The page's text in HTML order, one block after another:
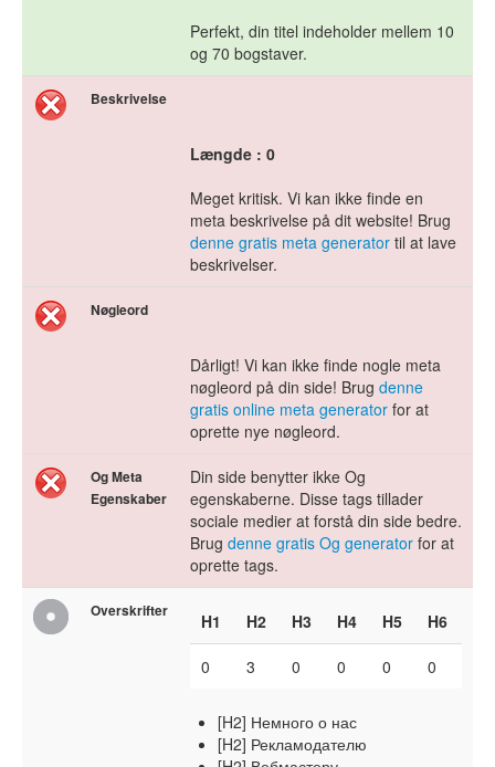
Perfekt, din titel indeholder mellem 10
og 70 bogstaver.
Beskrivelse
Længde : 0
Meget kritisk. Vi kan ikke finde en
meta beskrivelse på dit website! Brug
denne gratis meta generator til at lave
beskrivelser.
Nøgleord
Dårligt! Vi kan ikke finde nogle meta
nøgleord på din side! Brug denne
gratis online meta generator for at
oprette nye nøgleord.
Og Meta
Egenskaber
Din side benytter ikke Og
egenskaberne. Disse tags tillader
sociale medier at forstå din side bedre.
Brug denne gratis Og generator for at
oprette tags.
Overskrifter H1 H2 H3 H4 H5 H6
0 3 0 0 0 0
[H2] Немного о нас
[H2] Рекламодателю